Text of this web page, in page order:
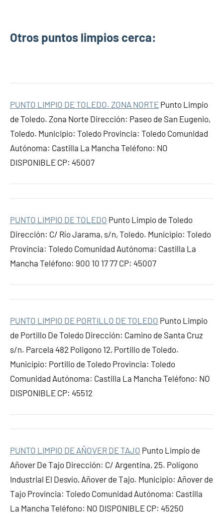
Otros puntos limpios cerca:
PUNTO LIMPIO DE TOLEDO. ZONA NORTE Punto Limpio
de Toledo. Zona Norte Dirección: Paseo de San Eugenio,
Toledo. Municipio: Toledo Provincia: Toledo Comunidad
Autónoma: Castilla La Mancha Teléfono: NO
DISPONIBLE CP: 45007
PUNTO LIMPIO DE TOLEDO Punto Limpio de Toledo
Dirección: C/ Río Jarama, s/n, Toledo. Municipio: Toledo
Provincia: Toledo Comunidad Autónoma: Castilla La
Mancha Teléfono: 900 10 17 77 CP: 45007
PUNTO LIMPIO DE PORTILLO DE TOLEDO Punto Limpio
de Portillo De Toledo Dirección: Camino de Santa Cruz
s/n. Parcela 482 Poligono 12, Portillo de Toledo.
Municipio: Portillo de Toledo Provincia: Toledo
Comunidad Autónoma: Castilla La Mancha Teléfono: NO
DISPONIBLE CP: 45512
PUNTO LIMPIO DE AÑOVER DE TAJO Punto Limpio de
Añover De Tajo Dirección: C/ Argentina, 25. Polígono
Industrial El Desvío, Añover de Tajo. Municipio: Añover de
Tajo Provincia: Toledo Comunidad Autónoma: Castilla
La Mancha Teléfono: NO DISPONIBLE CP: 45250